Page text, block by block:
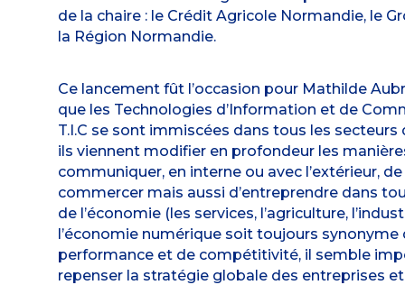
de la chaire : le Crédit Agricole Normandie, le
la Région Normandie.
Ce lancement fût l’occasion pour Mathilde
que les Technologies d’Information et de
T.I.C se sont immiscées dans tous les secteurs
ils viennent modifier en profondeur les
communiquer, en interne ou avec l’extérieur,
commercer mais aussi d’entreprendre dans
de l’économie (les services, l’agriculture,
l’économie numérique soit toujours synonyme
performance et de compétitivité, il semble
repenser la stratégie globale des entreprises